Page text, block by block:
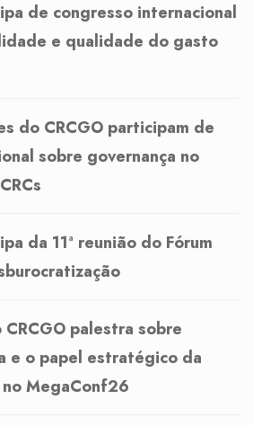
de congresso internacional
e qualidade do gasto
do CRCGO participam de
sobre governança no
da 11ª reunião do Fórum
palestra sobre
e o papel estratégico da
MegaConf26